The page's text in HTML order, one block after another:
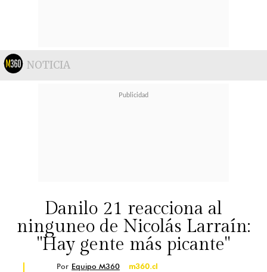
NOTICIA
Danilo 21 reacciona al
ninguneo de Nicolás Larraín:
"Hay gente más picante"
Por Equipo M360
m360.cl